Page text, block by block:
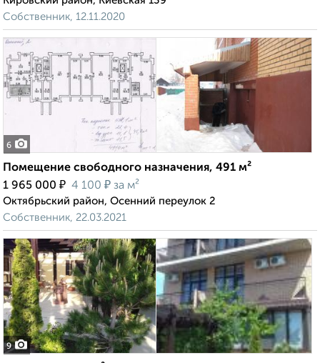
Собственник, 12.11.2020
6
Помещение свободного назначения, 491 м²
1 965 000 ₽ 4 100 ₽ за м²
Октябрьский район, Осенний переулок 2
Собственник, 22.03.2021
9